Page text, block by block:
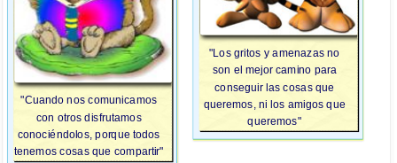
"Cuando nos comunicamos
con otros disfrutamos
conociéndolos, porque todos
tenemos cosas que compartir"
"Los gritos y amenazas no
son el mejor camino para
conseguir las cosas que
queremos, ni los amigos que
queremos"